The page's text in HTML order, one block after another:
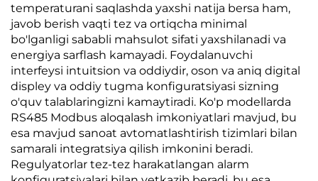
temperaturani saqlashda yaxshi natija bersa ham,
javob berish vaqti tez va ortiqcha minimal
bo'lganligi sababli mahsulot sifati yaxshilanadi va
energiya sarflash kamayadi. Foydalanuvchi
interfeysi intuitsion va oddiydir, oson va aniq digital
displey va oddiy tugma konfiguratsiyasi sizning
o'quv talablaringizni kamaytiradi. Ko'p modellarda
RS485 Modbus aloqalash imkoniyatlari mavjud, bu
esa mavjud sanoat avtomatlashtirish tizimlari bilan
samarali integratsiya qilish imkonini beradi.
Regulyatorlar tez-tez harakatlangan alarm